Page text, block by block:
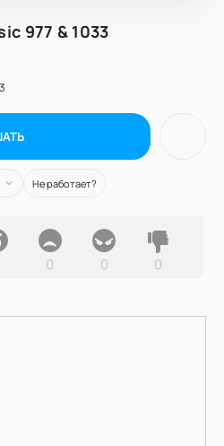
977 & 1033
Не работает?
0 0 0